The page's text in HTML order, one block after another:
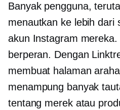
Banyak pengguna,
menautkan ke lebih dari
akun Instagram
berperan. Dengan
membuat halaman
menampung banyak
tentang merek atau